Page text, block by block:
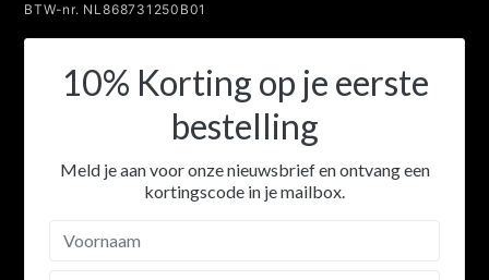
BTW-nr. NL868731250B01
10% Korting op je eerste
bestelling
Meld je aan voor onze nieuwsbrief en ontvang een
kortingscode in je mailbox.